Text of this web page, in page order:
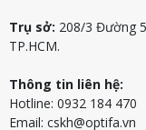
Trụ sở: 208/3 Đường
TP.HCM.
Thông tin liên hệ:
Hotline: 0932 184 470
Email: cskh@optifa.vn